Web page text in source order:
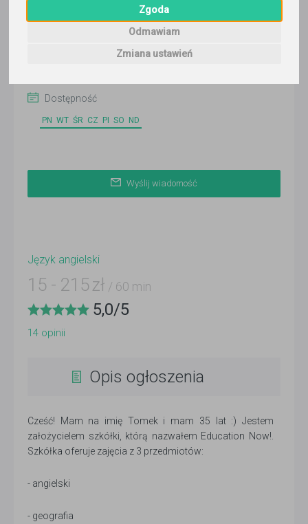
Zgoda
Odmawiam
Zmiana ustawień
Katowice
Dostępność
PN WT ŚR CZ PI SO ND
Wyślij wiadomość
Język angielski
15 - 215 zł / 60 min
5,0/5
14 opinii
Opis ogłoszenia
Cześć! Mam na imię Tomek i mam 35 lat :) Jestem
założycielem szkółki, którą nazwałem Education Now!.
Szkółka oferuje zajęcia z 3 przedmiotów:
- angielski
- geografia